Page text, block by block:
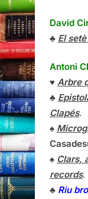
David
♣ El
Antoni
♥ Arbre
♣
Clapés.
♠
♠ Clars,
records.
♣ Riu